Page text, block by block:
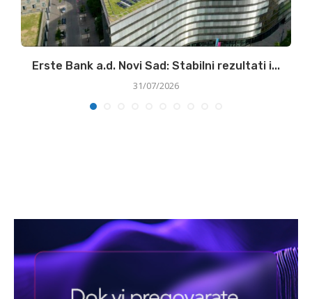
Erste Bank a.d. Novi Sad: Stabilni rezultati i...
31/07/2026